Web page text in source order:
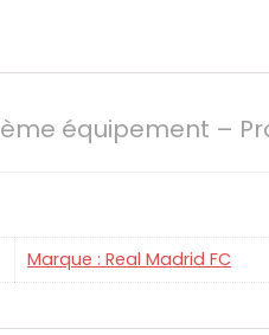
équipement –
Marque : Real Madrid FC